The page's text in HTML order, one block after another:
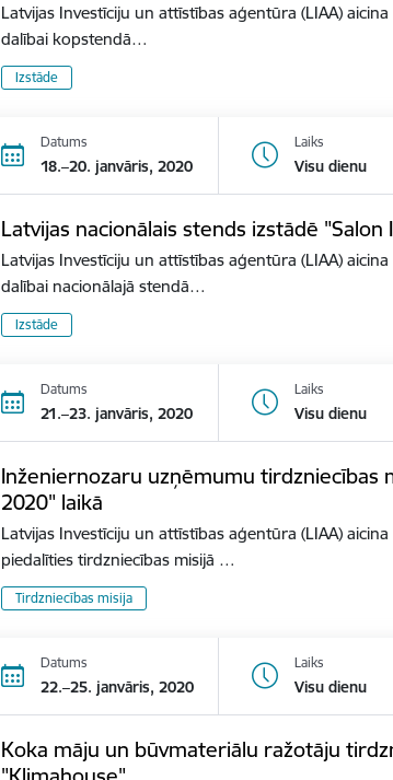
Latvijas Investīciju un attīstības aģentūra (LIAA)
dalībai kopstendā…
Izstāde
Datums
18.–20. janvāris, 2020
Laiks
Visu dienu
Latvijas nacionālais stends izstādē
Latvijas Investīciju un attīstības aģentūra (LIAA)
dalībai nacionālajā stendā…
Izstāde
Datums
21.–23. janvāris, 2020
Laiks
Visu dienu
Inženiernozaru uzņēmumu tirdzniecības
2020" laikā
Latvijas Investīciju un attīstības aģentūra (LIAA)
piedalīties tirdzniecības misijā …
Tirdzniecības misija
Datums
22.–25. janvāris, 2020
Laiks
Visu dienu
Koka māju un būvmateriālu ražotāju